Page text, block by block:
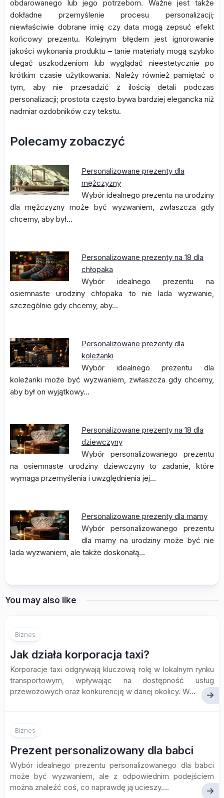
obdarowanego lub jego potrzebom. Ważne jest także
dokładne przemyślenie procesu personalizacji;
niewłaściwie dobrane imię czy data mogą zepsuć efekt
końcowy prezentu. Kolejnym błędem jest ignorowanie
jakości wykonania produktu – tanie materiały mogą szybko
ulegać uszkodzeniom lub wyglądać nieestetycznie po
krótkim czasie użytkowania. Należy również pamiętać o
tym, aby nie przesadzić z ilością detali podczas
personalizacji; prostota często bywa bardziej elegancka niż
nadmiar ozdobników czy tekstu.
Polecamy zobaczyć
Personalizowane prezenty dla
mężczyzny
Wybór idealnego prezentu na urodziny
dla mężczyzny może być wyzwaniem, zwłaszcza gdy
chcemy, aby był…
Personalizowane prezenty na 18 dla
chłopaka
Wybór idealnego prezentu na
osiemnaste urodziny chłopaka to nie lada wyzwanie,
szczególnie gdy chcemy, aby…
Personalizowane prezenty dla
koleżanki
Wybór idealnego prezentu dla
koleżanki może być wyzwaniem, zwłaszcza gdy chcemy,
aby był on wyjątkowy…
Personalizowane prezenty na 18 dla
dziewczyny
Wybór personalizowanego prezentu
na osiemnaste urodziny dziewczyny to zadanie, które
wymaga przemyślenia i uwzględnienia jej…
Personalizowane prezenty dla mamy
Wybór personalizowanego prezentu
dla mamy na urodziny może być nie
lada wyzwaniem, ale także doskonałą…
You may also like
Biznes
Jak działa korporacja taxi?
Korporacje taxi odgrywają kluczową rolę w lokalnym rynku
transportowym, wpływając na dostępność usług
przewozowych oraz konkurencję w danej okolicy. W...
Biznes
Prezent personalizowany dla babci
Wybór idealnego prezentu personalizowanego dla babci
może być wyzwaniem, ale z odpowiednim podejściem
można znaleźć coś, co naprawdę ją ucieszy....